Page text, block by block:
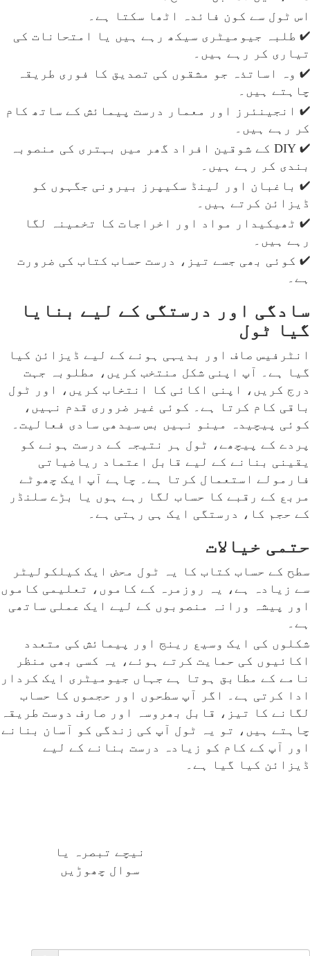
اس ٹول سے کون فائدہ اٹھا سکتا ہے۔
✔ طلبہ جیومیٹری سیکھ رہے ہیں یا امتحانات کی
تیاری کر رہے ہیں۔
✔ وہ اساتذہ جو مشقوں کی تصدیق کا فوری طریقہ
چاہتے ہیں۔
✔ انجینئرز اور معمار درست پیمائش کے ساتھ کام
کر رہے ہیں۔
✔ DIY کے شوقین افراد گھر میں بہتری کی منصوبہ
بندی کر رہے ہیں۔
✔ باغبان اور لینڈ سکیپرز بیرونی جگہوں کو
ڈیزائن کرتے ہیں۔
✔ ٹھیکیدار مواد اور اخراجات کا تخمینہ لگا
رہے ہیں۔
✔ کوئی بھی جسے تیز، درست حساب کتاب کی ضرورت
ہے۔
سادگی اور درستگی کے لیے بنایا
گیا ٹول
انٹرفیس صاف اور بدیہی ہونے کے لیے ڈیزائن کیا
گیا ہے۔ آپ اپنی شکل منتخب کریں، مطلوبہ جہت
درج کریں، اپنی اکائی کا انتخاب کریں، اور ٹول
باقی کام کرتا ہے۔ کوئی غیر ضروری قدم نہیں،
کوئی پیچیدہ مینو نہیں بس سیدھی سادی فعالیت۔
پردے کے پیچھے، ٹول ہر نتیجہ کے درست ہونے کو
یقینی بنانے کے لیے قابل اعتماد ریاضیاتی
فارمولے استعمال کرتا ہے۔ چاہے آپ ایک چھوٹے
مربع کے رقبے کا حساب لگا رہے ہوں یا بڑے سلنڈر
کے حجم کا، درستگی ایک ہی رہتی ہے۔
حتمی خیالات
سطح کے حساب کتاب کا یہ ٹول محض ایک کیلکولیٹر
سے زیادہ ہے، یہ روزمرہ کے کاموں، تعلیمی کاموں
اور پیشہ ورانہ منصوبوں کے لیے ایک عملی ساتھی
ہے۔
شکلوں کی ایک وسیع رینج اور پیمائش کی متعدد
اکائیوں کی حمایت کرتے ہوئے، یہ کسی بھی منظر
نامے کے مطابق ہوتا ہے جہاں جیومیٹری ایک کردار
ادا کرتی ہے۔ اگر آپ سطحوں اور حجموں کا حساب
لگانے کا تیز، قابل بھروسہ اور صارف دوست طریقہ
چاہتے ہیں، تو یہ ٹول آپ کی زندگی کو آسان بنانے
اور آپ کے کام کو زیادہ درست بنانے کے لیے
ڈیزائن کیا گیا ہے۔
نیچے تبصرہ یا
سوال چھوڑیں